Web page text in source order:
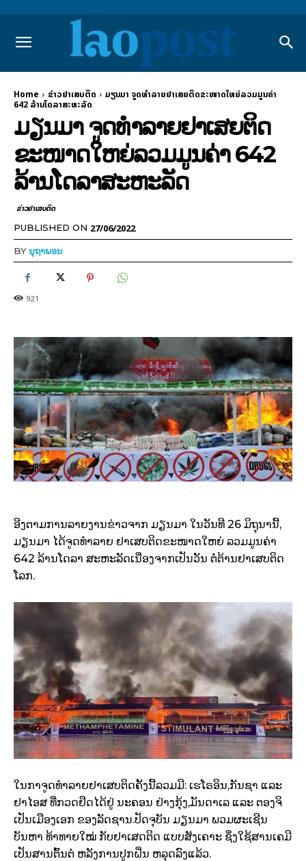
Home ຂ່າວຢາເສບຕິດ
ມຽນມາ ຈູດທຳລາຍຢາເສຍຕິດຂະໜາດໃຫຍ່ລວມມູນ​ຄ່າ
642 ລ້ານໂດລາສະຫະລັດ
ມຽນມາ ຈູດທຳລາຍຢາເສຍຕິດ
ຂະໜາດໃຫຍ່ລວມມູນ​ຄ່າ 642
ລ້ານໂດລາສະຫະລັດ
ຂ່າວຢາເສບຕິດ
PUBLISHED ON 27/06/2022
BYນຸຖາພອນ
921
ອີງຕາມ​ການລາຍງານຂ່າວ​ຈາກ​ ມຽນມາ ​ໃນ​ວັນ​ທີ 26 ​ມິຖຸນາ​ນີ້,
ມຽນມາ ໄດ້​ຈູດ​ທຳລາຍ ​ຢາ​ເສບ​ຕິດຂະໜາດ​ໃຫຍ່ ລວມມູນ​ຄ່າ
642 ລ້ານ​ໂດ​ລາ ​ສະຫະລັດ​ເນື່ອງ​ຈາກ​ເປັນ​ວັນ ຕໍ່ຕ້ານຢາ​ເສບ​ຕິດ​
ໂລກ.
ໃນກາຈູດທຳລາຍຢາເສບຕິດຄັ້ງນີ້ລວມມີ: ​ເຮ​ໂຣອິນ,ກັນຊາ ​ແລະ
ຢາ​ໄອສ ທີ່​ກວດ​ຢຶດ​ໄດ້​ຢູ່ ​ນະຄອນ​ ຢ່າງ​ກຸ້ງ,ມັນດາ​ເລ ​ແລະ ຕອງ​ຈິ​ ​
ເປັນ​ເມືອງ​ເອກ​ ຂອງລັດ​ຊານ.ປັດຈຸບັນ ມຽນ​ມາ ພວມ​ຜະ​ເຊີນ ​
ບັນຫາ ທ້າ​ທາຍ​ໃໝ່ ກັບ​ຢາ​ເສດ​ຕິດ ​ແບບສັງ​ເຄາະ ຊຶ່ງ​ໃຊ້​ສານ​ເຄມີ
​ເປັນສານ​ຕົ້ນຕໍ ຫລັງ​ການ​ປູກ​ຝິ່ນ ​ຫລຸດ​ລົງ​ແລ້ວ.